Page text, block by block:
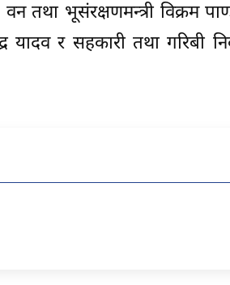
तथा भूसंरक्षणमन्त्री विक्रम
यादव र सहकारी तथा गरिबी